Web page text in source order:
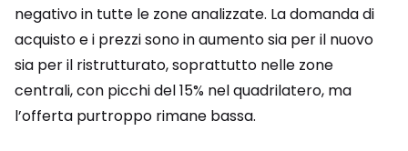
negativo in tutte le zone analizzate. La domanda di
acquisto e i prezzi sono in aumento sia per il nuovo
sia per il ristrutturato, soprattutto nelle zone
centrali, con picchi del 15% nel quadrilatero, ma
l’offerta purtroppo rimane bassa.